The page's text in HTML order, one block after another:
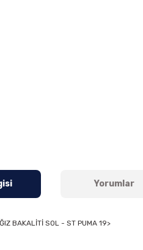
Yorumlar
BAKALİTİ SOL - ST PUMA 19>